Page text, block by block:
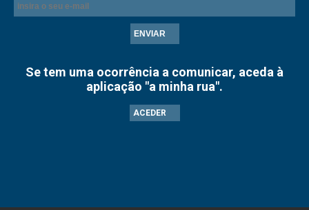
ENVIAR
Se tem uma ocorrência a comunicar, aceda à
aplicação "a minha rua".
ACEDER